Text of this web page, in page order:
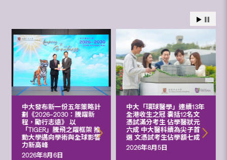
中大發布新一份五年策略計
劃《2026‒2030：騰躍新
程，勵行志遠》 以
「TIGER」騰飛之躍框架 推
動大學邁向學術與全球影響
力新高峰
2026年8月6日
中大「環球醫學」連續13年
全港收生之冠 囊括12名文
憑試滿分考生 佔學醫狀元
六成 中大醫科續為尖子首
選 文憑試考生佔學額七成
2026年8月5日